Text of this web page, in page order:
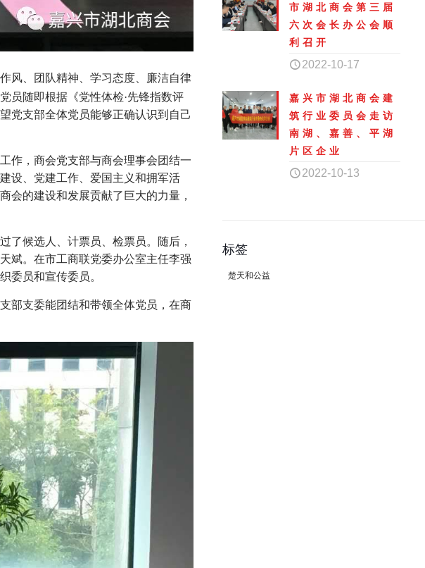
风、团队精神、学习态度、廉洁自律
员随即根据《党性体检·先锋指数评
党支部全体党员能够正确认识到自己
作，商会党支部与商会理事会团结一
设、党建工作、爱国主义和拥军活
会的建设和发展贡献了巨大的力量，
了候选人、计票员、检票员。随后，
斌。在市工商联党委办公室主任李强
委员和宣传委员。
部支委能团结和带领全体党员，在商
市湖北商会第三届
六次会长办公会顺
利召开
2022-10-17
嘉兴市湖北商会建
筑行业委员会走访
南湖、嘉善、平湖
片区企业
2022-10-13
标签
楚天和公益